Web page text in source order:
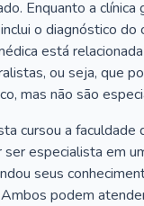
Enquanto a
o diagnóstico do
está
ou seja, que
mas não são
cursou a faculdade
especialista em
seus
podem